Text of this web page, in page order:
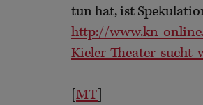
tun hat, ist
http://www.kn-
Kieler-Theater-
MT